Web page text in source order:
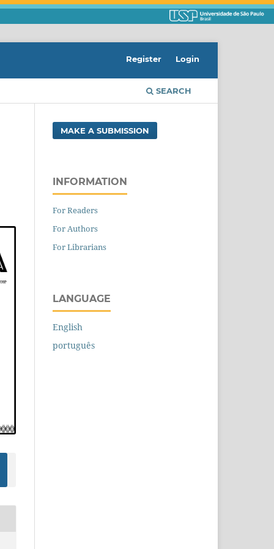
SEARCH
Register Login
MAKE A SUBMISSION
INFORMATION
For Readers
For Authors
For Librarians
LANGUAGE
English
português